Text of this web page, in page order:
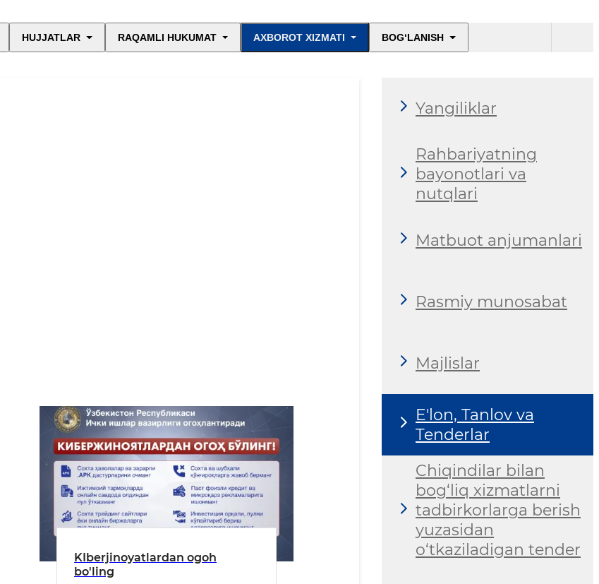
HUJJATLAR RAQAMLI HUKUMAT AXBOROT XIZMATI BOG‘LANISH
KIberjinoyatlardan ogoh
bo'ling
Yangiliklar
Rahbariyatning
bayonotlari va
nutqlari
Matbuot anjumanlari
Rasmiy munosabat
Majlislar
E'lon, Tanlov va
Tenderlar
Chiqindilar bilan
bog‘liq xizmatlarni
tadbirkorlarga berish
yuzasidan
o‘tkaziladigan tender